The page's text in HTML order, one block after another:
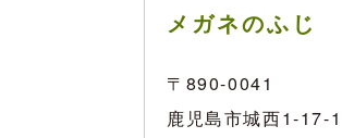
メガネのふじ
〒890-0041
鹿児島市城西1-17-1